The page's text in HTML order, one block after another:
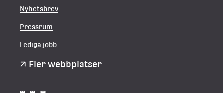
Nyhetsbrev
Pressrum
Lediga jobb
Fler webbplatser